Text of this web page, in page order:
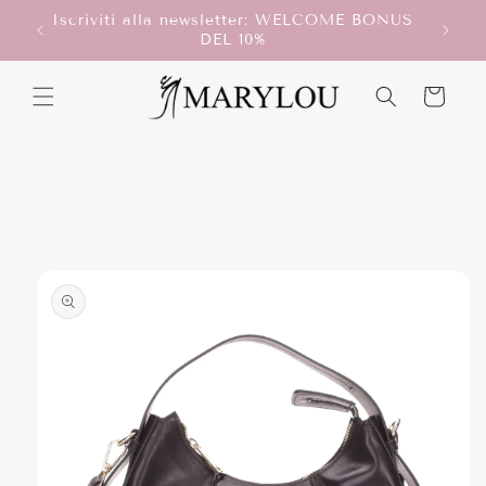
direttamente
Iscriviti alla newsletter: WELCOME BONUS
DEL 10%
Carrello